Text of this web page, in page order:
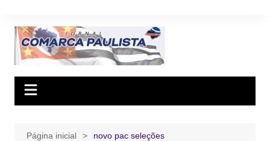
conteúdo
Página inicial novo pac seleções